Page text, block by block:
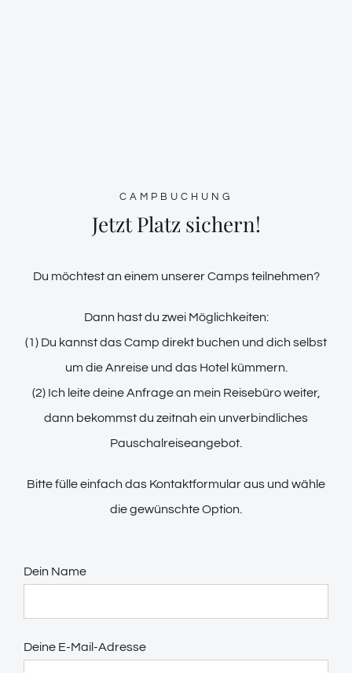
CAMPBUCHUNG
Jetzt Platz sichern!
Du möchtest an einem unserer Camps teilnehmen?
Dann hast du zwei Möglichkeiten:
(1) Du kannst das Camp direkt buchen und dich selbst
um die Anreise und das Hotel kümmern.
(2) Ich leite deine Anfrage an mein Reisebüro weiter,
dann bekommst du zeitnah ein unverbindliches
Pauschalreiseangebot.
Bitte fülle einfach das Kontaktformular aus und wähle
die gewünschte Option.
Dein Name
Deine E-Mail-Adresse